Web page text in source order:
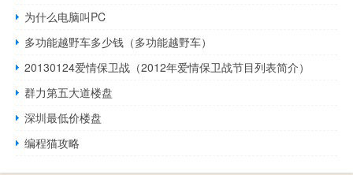
为什么电脑叫PC
多功能越野车多少钱（多功能越野车）
20130124爱情保卫战（2012年爱情保卫战节目列表简介）
群力第五大道楼盘
深圳最低价楼盘
编程猫攻略